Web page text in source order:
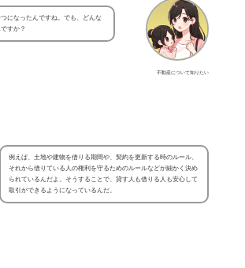
不動産について知りたい
になったんですね。でも、どんな
すか？
例えば、土地や建物を借りる期間や、契約を更新する時のルール、
それから借りている人の権利を守るためのルールなどが細かく決め
られているんだよ。そうすることで、貸す人も借りる人も安心して
取引ができるようになっているんだ。